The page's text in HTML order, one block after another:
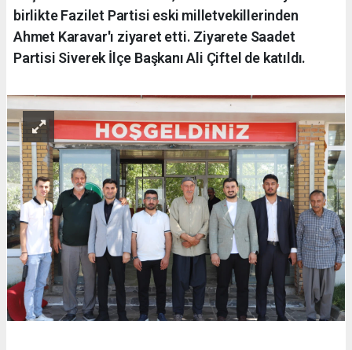
birlikte Fazilet Partisi eski milletvekillerinden
Ahmet Karavar'ı ziyaret etti. Ziyarete Saadet
Partisi Siverek İlçe Başkanı Ali Çiftel de katıldı.